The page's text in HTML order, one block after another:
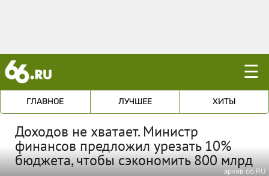
☰
ГЛАВНОЕ ЛУЧШЕЕ ХИТЫ
Доходов не хватает. Министр
финансов предложил урезать 10%
бюджета, чтобы сэкономить 800 млрд
архив 66.RU